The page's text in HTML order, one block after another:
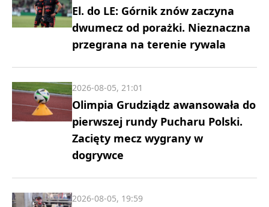
El. do LE: Górnik znów zaczyna
dwumecz od porażki. Nieznaczna
przegrana na terenie rywala
Olimpia Grudziądz awansowała do
pierwszej rundy Pucharu Polski.
Zacięty mecz wygrany w
dogrywce
2026-08-05, 21:01
2026-08-05, 19:59